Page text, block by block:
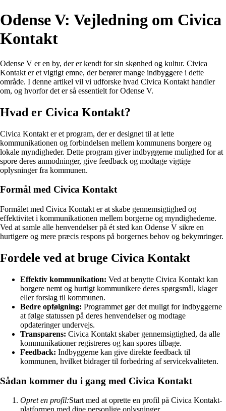
Odense V: Vejledning om Civica
Kontakt
Odense V er en by, der er kendt for sin skønhed og kultur. Civica
Kontakt er et vigtigt emne, der berører mange indbyggere i dette
område. I denne artikel vil vi udforske hvad Civica Kontakt handler
om, og hvorfor det er så essentielt for Odense V.
Hvad er Civica Kontakt?
Civica Kontakt er et program, der er designet til at lette
kommunikationen og forbindelsen mellem kommunens borgere og
lokale myndigheder. Dette program giver indbyggerne mulighed for at
spore deres anmodninger, give feedback og modtage vigtige
oplysninger fra kommunen.
Formål med Civica Kontakt
Formålet med Civica Kontakt er at skabe gennemsigtighed og
effektivitet i kommunikationen mellem borgerne og myndighederne.
Ved at samle alle henvendelser på ét sted kan Odense V sikre en
hurtigere og mere præcis respons på borgernes behov og bekymringer.
Fordele ved at bruge Civica Kontakt
Effektiv kommunikation: Ved at benytte Civica Kontakt kan
borgere nemt og hurtigt kommunikere deres spørgsmål, klager
eller forslag til kommunen.
Bedre opfølgning: Programmet gør det muligt for indbyggerne
at følge statussen på deres henvendelser og modtage
opdateringer undervejs.
Transparens: Civica Kontakt skaber gennemsigtighed, da alle
kommunikationer registreres og kan spores tilbage.
Feedback: Indbyggerne kan give direkte feedback til
kommunen, hvilket bidrager til forbedring af servicekvaliteten.
Sådan kommer du i gang med Civica Kontakt
Opret en profil:Start med at oprette en profil på Civica Kontakt-